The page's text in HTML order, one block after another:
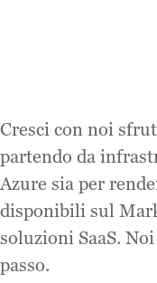
Cresci con noi
partendo da
Azure sia per
disponibili sul
soluzioni SaaS.
passo.